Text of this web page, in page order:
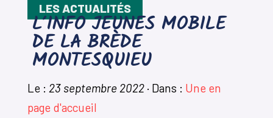
LES ACTUALITÉS
L’INFO JEUNES MOBILE
DE LA BRÈDE
MONTESQUIEU
Le : 23 septembre 2022· Dans : Une en
page d'accueil